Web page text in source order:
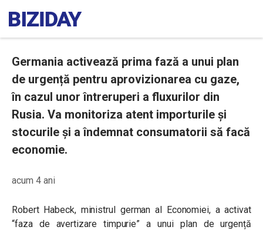
Germania activează prima fază a unui plan
de urgență pentru aprovizionarea cu gaze,
în cazul unor întreruperi a fluxurilor din
Rusia. Va monitoriza atent importurile și
stocurile și a îndemnat consumatorii să facă
economie.
acum 4 ani
Robert Habeck, ministrul german al Economiei, a activat
“faza de avertizare timpurie” a unui plan de urgență